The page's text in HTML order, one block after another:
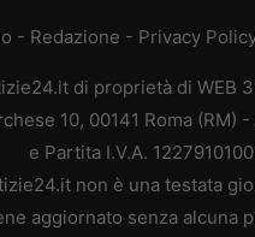
- Redazione - Privacy
di proprietà di WEB
10, 00141 Roma (RM)
e Partita I.V.A.
non è una testata
aggiornato senza alcuna